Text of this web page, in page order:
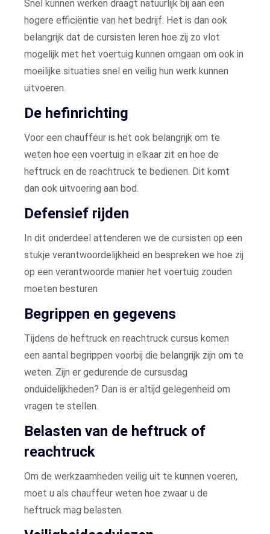
Snel kunnen werken draagt natuurlijk bij aan een
hogere efficiëntie van het bedrijf. Het is dan ook
belangrijk dat de cursisten leren hoe zij zo vlot
mogelijk met het voertuig kunnen omgaan om ook in
moeilijke situaties snel en veilig hun werk kunnen
uitvoeren.
De hefinrichting
Voor een chauffeur is het ook belangrijk om te
weten hoe een voertuig in elkaar zit en hoe de
heftruck en de reachtruck te bedienen. Dit komt
dan ook uitvoering aan bod.
Defensief rijden
In dit onderdeel attenderen we de cursisten op een
stukje verantwoordelijkheid en bespreken we hoe zij
op een verantwoorde manier het voertuig zouden
moeten besturen
Begrippen en gegevens
Tijdens de heftruck en reachtruck cursus komen
een aantal begrippen voorbij die belangrijk zijn om te
weten. Zijn er gedurende de cursusdag
onduidelijkheden? Dan is er altijd gelegenheid om
vragen te stellen.
Belasten van de heftruck of
reachtruck
Om de werkzaamheden veilig uit te kunnen voeren,
moet u als chauffeur weten hoe zwaar u de
heftruck mag belasten.